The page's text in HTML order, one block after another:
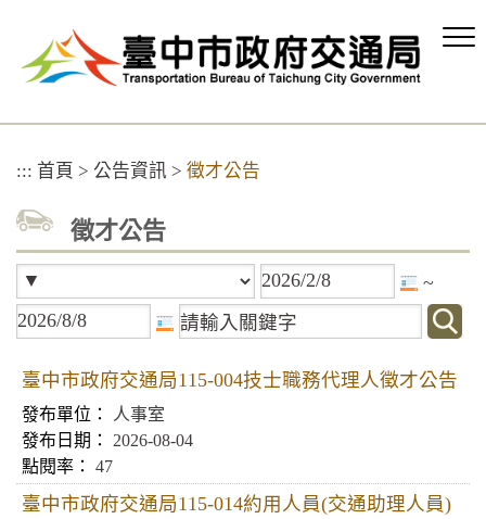
容
::: 首頁 > 公告資訊 > 徵才公告
徵才公告
~
臺中市政府交通局115-004技士職務代理人徵才公告
人事室
2026-08-04
47
臺中市政府交通局115-014約用人員(交通助理人員)